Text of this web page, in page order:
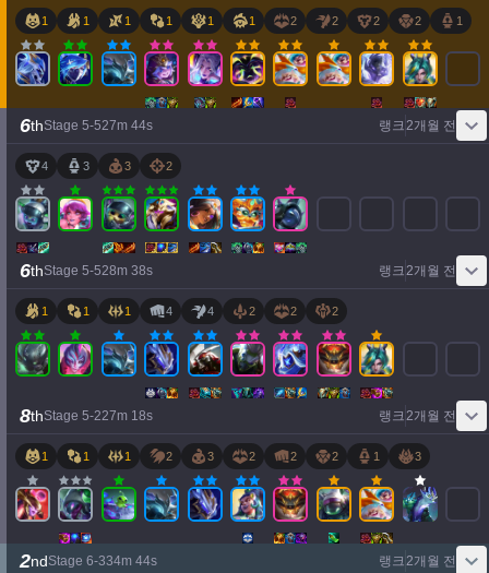
1 1 1 1 1 1 2 2 2 2 1
6thStage 5-527m 44s 랭크2개월 전
4 3 3 2
6thStage 5-528m 38s 랭크2개월 전
1 1 1 4 4 2 2 2
8thStage 5-227m 18s 랭크2개월 전
1 1 1 2 3 2 2 2 1 3
2ndStage 6-334m 44s 랭크2개월 전